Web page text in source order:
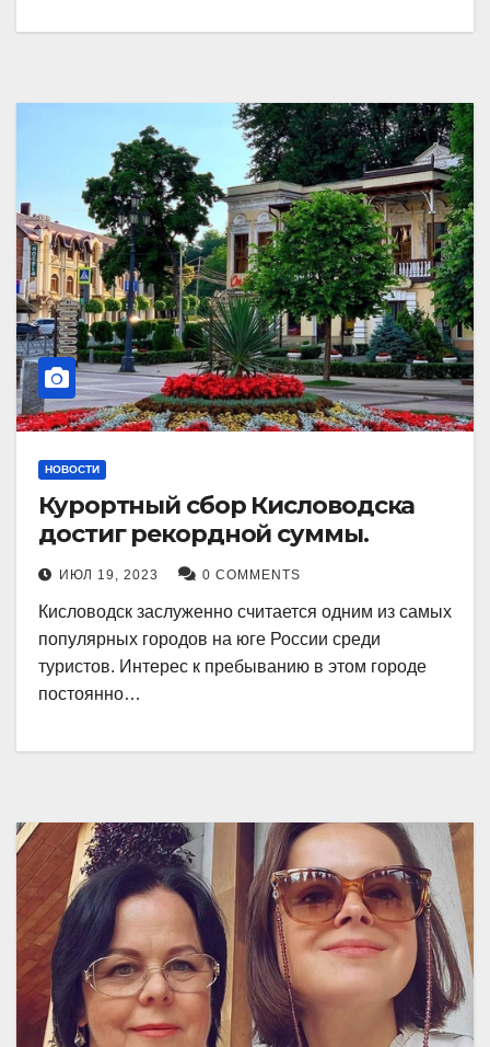
НОВОСТИ
Курортный сбор Кисловодска
достиг рекордной суммы.
ИЮЛ 19, 2023 0 COMMENTS
Кисловодск заслуженно считается одним из самых
популярных городов на юге России среди
туристов. Интерес к пребыванию в этом городе
постоянно…